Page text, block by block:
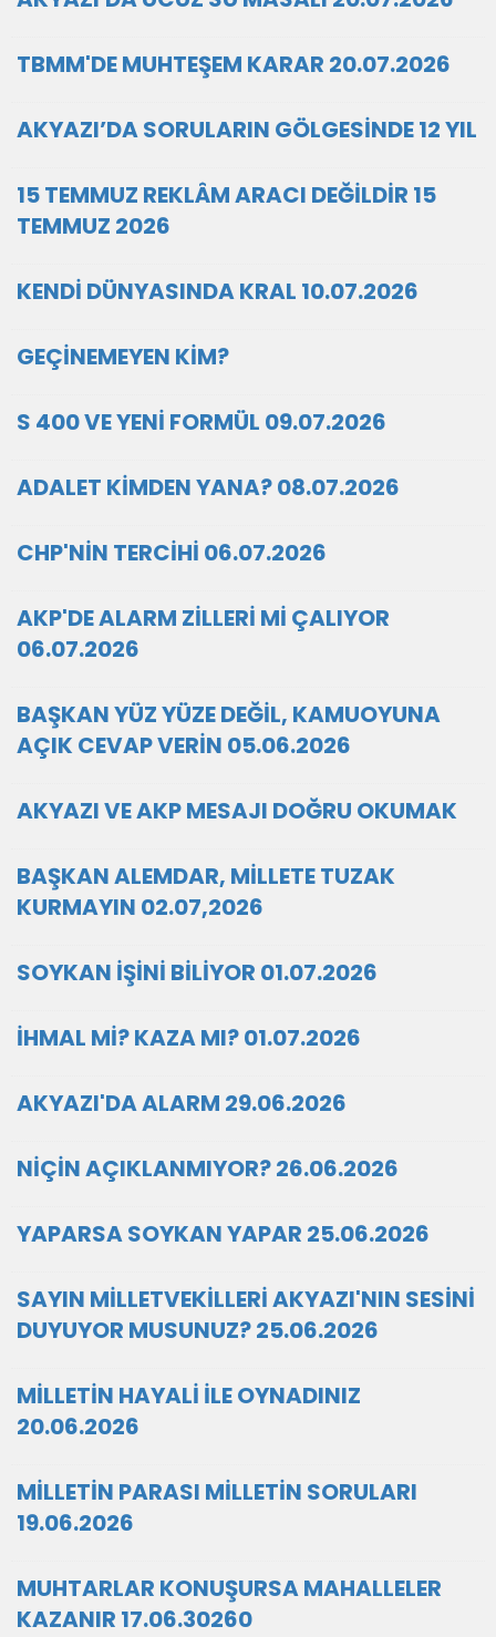
TBMM'DE MUHTEŞEM KARAR 20.07.2026
AKYAZI’DA SORULARIN GÖLGESİNDE 12 YIL
15 TEMMUZ REKLÂM ARACI DEĞİLDİR 15
TEMMUZ 2026
KENDİ DÜNYASINDA KRAL 10.07.2026
GEÇİNEMEYEN KİM?
S 400 VE YENİ FORMÜL 09.07.2026
ADALET KİMDEN YANA? 08.07.2026
CHP'NİN TERCİHİ 06.07.2026
AKP'DE ALARM ZİLLERİ Mİ ÇALIYOR
06.07.2026
BAŞKAN YÜZ YÜZE DEĞİL, KAMUOYUNA
AÇIK CEVAP VERİN 05.06.2026
AKYAZI VE AKP MESAJI DOĞRU OKUMAK
BAŞKAN ALEMDAR, MİLLETE TUZAK
KURMAYIN 02.07,2026
SOYKAN İŞİNİ BİLİYOR 01.07.2026
İHMAL Mİ? KAZA MI? 01.07.2026
AKYAZI'DA ALARM 29.06.2026
NİÇİN AÇIKLANMIYOR? 26.06.2026
YAPARSA SOYKAN YAPAR 25.06.2026
SAYIN MİLLETVEKİLLERİ AKYAZI'NIN SESİNİ
DUYUYOR MUSUNUZ? 25.06.2026
MİLLETİN HAYALİ İLE OYNADINIZ
20.06.2026
MİLLETİN PARASI MİLLETİN SORULARI
19.06.2026
MUHTARLAR KONUŞURSA MAHALLELER
KAZANIR 17.06.30260